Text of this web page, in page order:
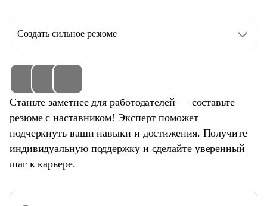
Создать сильное резюме
Станьте заметнее для работодателей — составьте
резюме с наставником! Эксперт поможет
подчеркнуть ваши навыки и достижения. Получите
индивидуальную поддержку и сделайте уверенный
шаг к карьере.